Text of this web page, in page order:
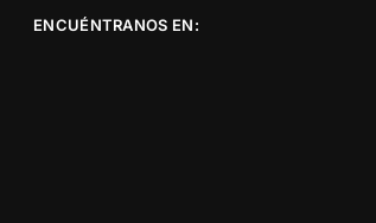
ENCUÉNTRANOS EN: